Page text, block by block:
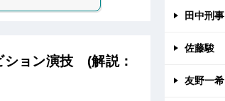
ョン演技 (解説：
田中刑事
佐藤駿
友野一希